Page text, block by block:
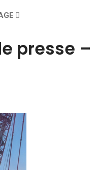
presse –